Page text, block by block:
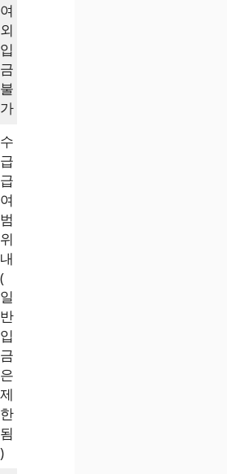
여
외
입
금
불
가
수
급
급
여
범
위
내
(
일
반
입
금
은
제
한
됨
)